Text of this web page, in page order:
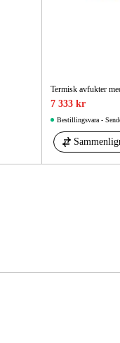
Termisk avfukter
7 333 kr
Bestillingsvara -